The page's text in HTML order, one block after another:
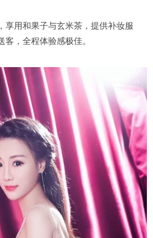
用和果子与玄米茶，提供补妆服
，全程体验感极佳。